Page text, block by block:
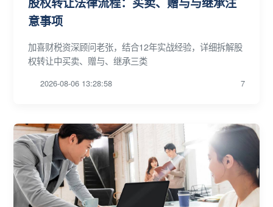
意事项
加喜财税资深顾问老张，结合12年实战经验，详细拆解股
权转让中买卖、赠与、继承三类
2026-08-06 13:28:58 7